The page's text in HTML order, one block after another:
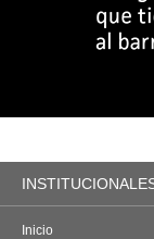
Inicio